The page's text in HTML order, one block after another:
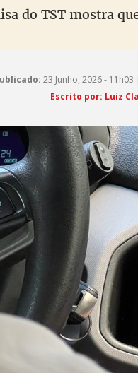
do TST mostra
23 Junho, 2026 - 11h03 |
Escrito por: Luiz